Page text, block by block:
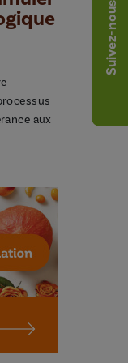
aux
Suivez-nous